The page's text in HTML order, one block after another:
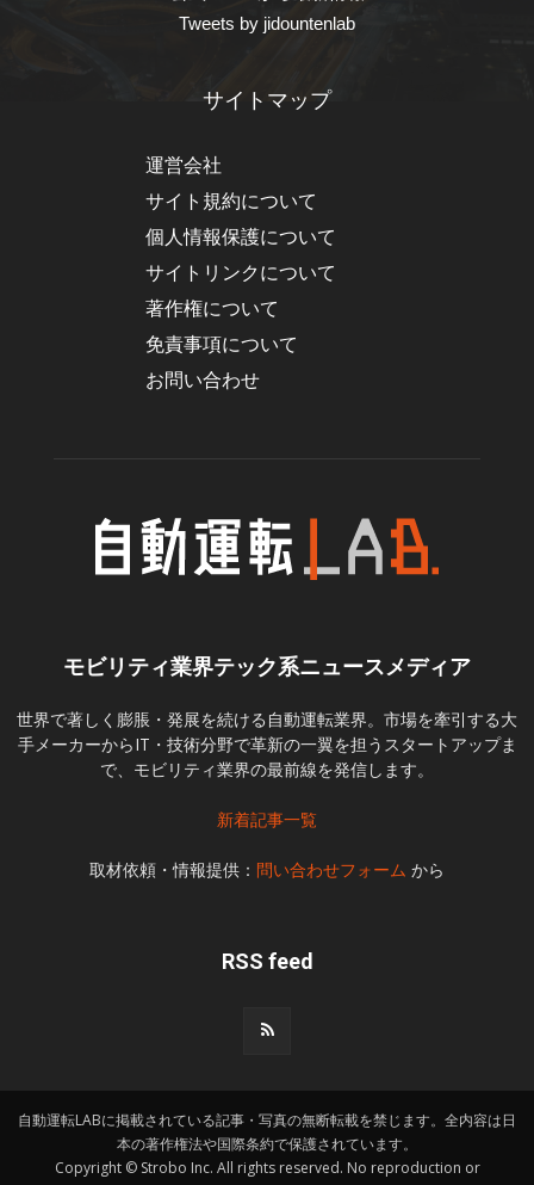
Tweets by jidountenlab
サイトマップ
運営会社
サイト規約について
個人情報保護について
サイトリンクについて
著作権について
免責事項について
お問い合わせ
モビリティ業界テック系ニュースメディア
世界で著しく膨脹・発展を続ける自動運転業界。市場を牽引する大
手メーカーからIT・技術分野で革新の一翼を担うスタートアップま
で、モビリティ業界の最前線を発信します。
新着記事一覧
取材依頼・情報提供： 問い合わせフォーム から
RSS feed
自動運転LABに掲載されている記事・写真の無断転載を禁じます。全内容は日
本の著作権法や国際条約で保護されています。
Copyright © Strobo Inc. All rights reserved. No reproduction or